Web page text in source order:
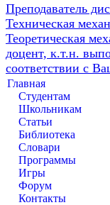
Преподаватель
Техническая
Теоретическая
доцент, к.т.н.
соответствии с
Главная
Студентам
Школьникам
Статьи
Библиотека
Словари
Программы
Игры
Форум
Контакты